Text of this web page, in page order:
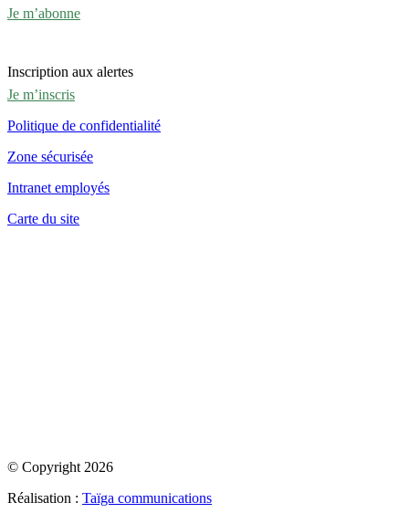
Je m’abonne
Inscription aux alertes
Je m’inscris
Politique de confidentialité
Zone sécurisée
Intranet employés
Carte du site
© Copyright 2026
Réalisation : Taïga communications